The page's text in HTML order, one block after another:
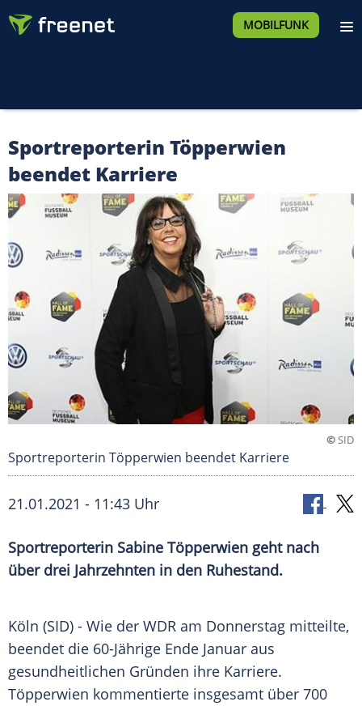
MOBILFUNK
Sportreporterin Töpperwien
beendet Karriere
©SID
Sportreporterin Töpperwien beendet Karriere
21.01.2021 - 11:43 Uhr
Sportreporterin Sabine Töpperwien geht nach
über drei Jahrzehnten in den Ruhestand.
Köln (SID) - Wie der WDR am Donnerstag mitteilte,
beendet die 60-Jährige Ende Januar aus
gesundheitlichen Gründen ihre Karriere.
Töpperwien kommentierte insgesamt über 700